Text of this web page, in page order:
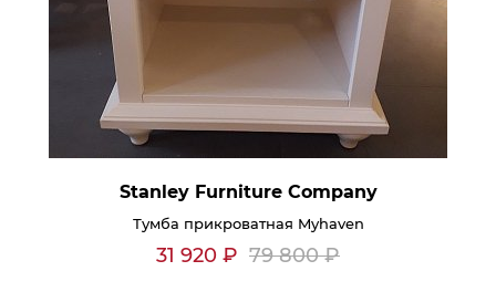
Вопросы и ответы
Отзывы
Политика обработки
персональных данных
Обратная связь
Stanley Furniture Company
Тумба прикроватная Myhaven
31 920 ₽ 79 800₽